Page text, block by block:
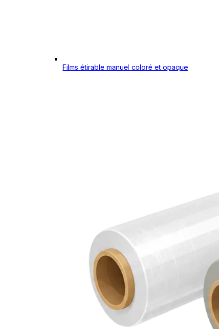
Films étirable manuel coloré et opaque